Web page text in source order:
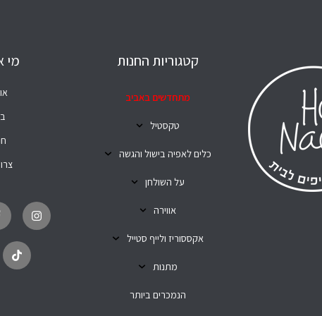
קטגוריות החנות
מתחדשים באביב
טקסטיל
כלים לאפיה בישול והגשה
על השולחן
אווירה
אקססוריז ולייף סטייל
מתנות
הנמכרים ביותר
מי
n
s
t
k